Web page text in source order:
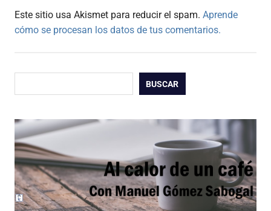
Este sitio usa Akismet para reducir el spam. Aprende
cómo se procesan los datos de tus comentarios.
BUSCAR